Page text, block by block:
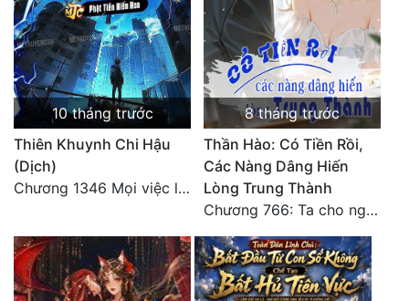
10 tháng trước
Thiên Khuynh Chi Hậu
(Dịch)
Chương 1346 Mọi việc lấy tất - Đại Kết Cục (2)
8 tháng trước
Thần Hào: Có Tiền Rồi,
Các Nàng Dâng Hiến
Lòng Trung Thành
Chương 766: Ta cho ngươi tham mưu một chút